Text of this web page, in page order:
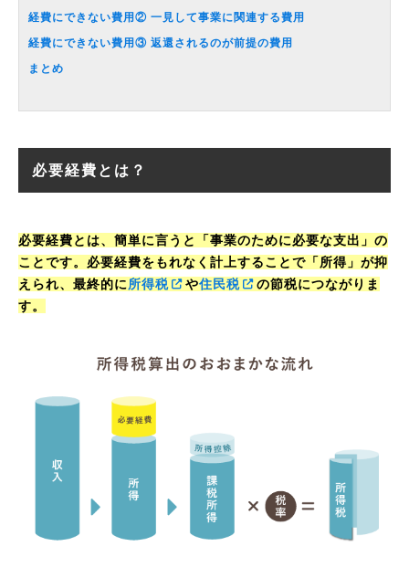
経費にできない費用② 一見して事業に関連する費用
経費にできない費用③ 返還されるのが前提の費用
まとめ
必要経費とは？
必要経費とは、簡単に言うと「事業のために必要な支出」の
ことです。必要経費をもれなく計上することで「所得」が抑
えられ、最終的に所得税 や住民税
の節税につながりま
す。